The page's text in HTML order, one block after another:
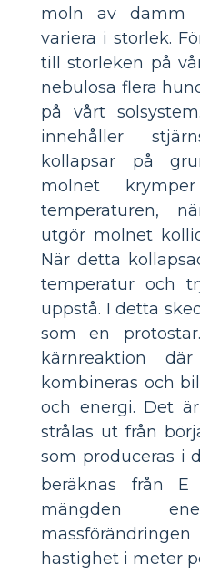
moln av damm
variera i storlek.
till storleken på
nebulosa flera
på vårt
innehåller
kollapsar på
molnet
temperaturen,
utgör molnet
När detta
temperatur och
uppstå. I detta
som en
kärnreaktion
kombineras och
och energi. Det
strålas ut från
som produceras i
beräknas från
mängden
hastighet i meter